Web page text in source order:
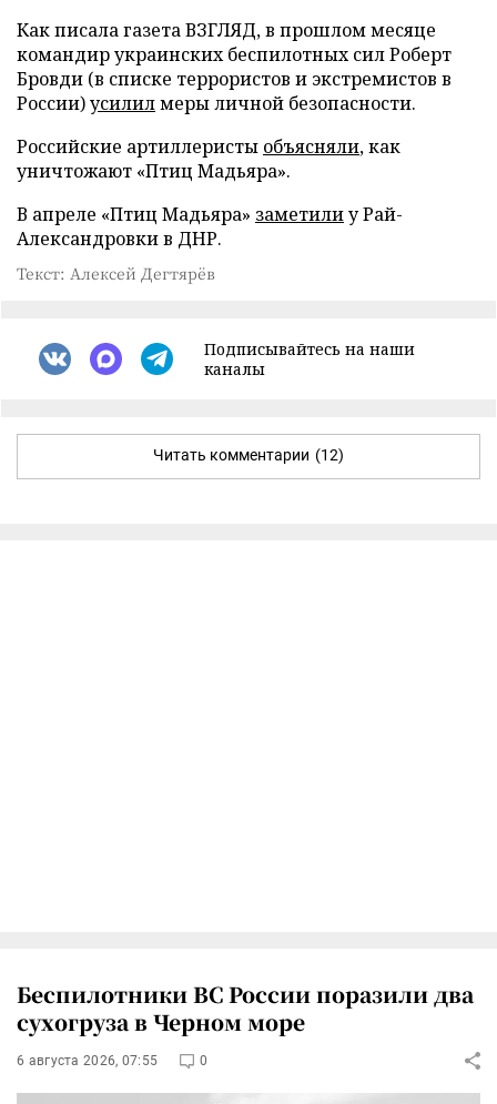
Как писала газета ВЗГЛЯД, в прошлом месяце
командир украинских беспилотных сил Роберт
Бровди (в списке террористов и экстремистов в
России)усилилмеры личной безопасности.
Российские артиллеристы объясняли, как
уничтожают «Птиц Мадьяра».
В апреле «Птиц Мадьяра» заметилиу Рай-
Александровки в ДНР.
Текст: Алексей Дегтярёв
Подписывайтесь на наши
каналы
Читать комментарии (12)
Беспилотники ВС России поразили два
сухогруза в Черном море
6 августа 2026, 07:55 0